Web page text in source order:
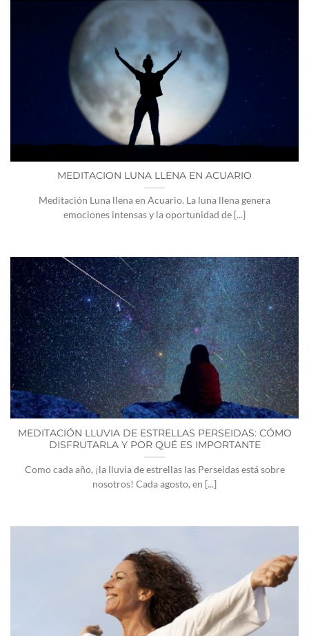
MEDITACION LUNA LLENA EN ACUARIO
Meditación Luna llena en Acuario. La luna llena genera
emociones intensas y la oportunidad de [...]
MEDITACIÓN LLUVIA DE ESTRELLAS PERSEIDAS: CÓMO
DISFRUTARLA Y POR QUÉ ES IMPORTANTE
Como cada año, ¡la lluvia de estrellas las Perseidas está sobre
nosotros! Cada agosto, en [...]